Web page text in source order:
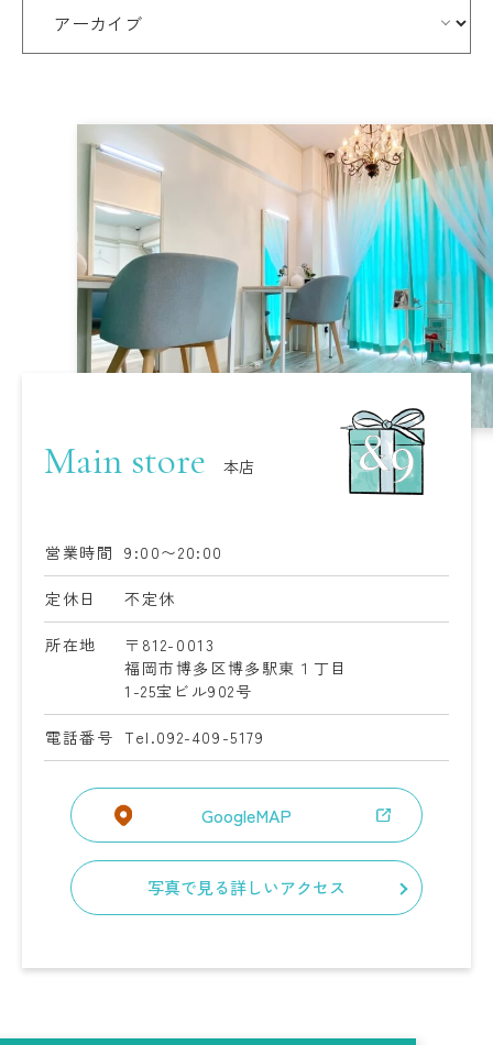
Main store 本店
営業時間 9:00〜20:00
定休日 不定休
所在地
〒812-0013
福岡市博多区博多駅東１丁目
1-25宝ビル902号
電話番号 Tel.092-409-5179
GoogleMAP
写真で見る詳しいアクセス